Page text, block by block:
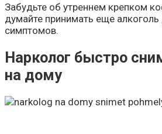
Забудьте об утреннем крепком
думайте принимать еще алкоголь
симптомов.
Нарколог быстро
на дому